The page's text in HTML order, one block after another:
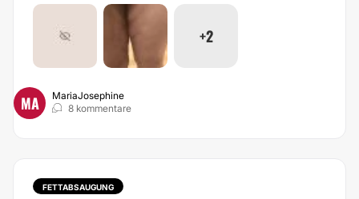
+2
MA
MariaJosephine
8 kommentare
FETTABSAUGUNG